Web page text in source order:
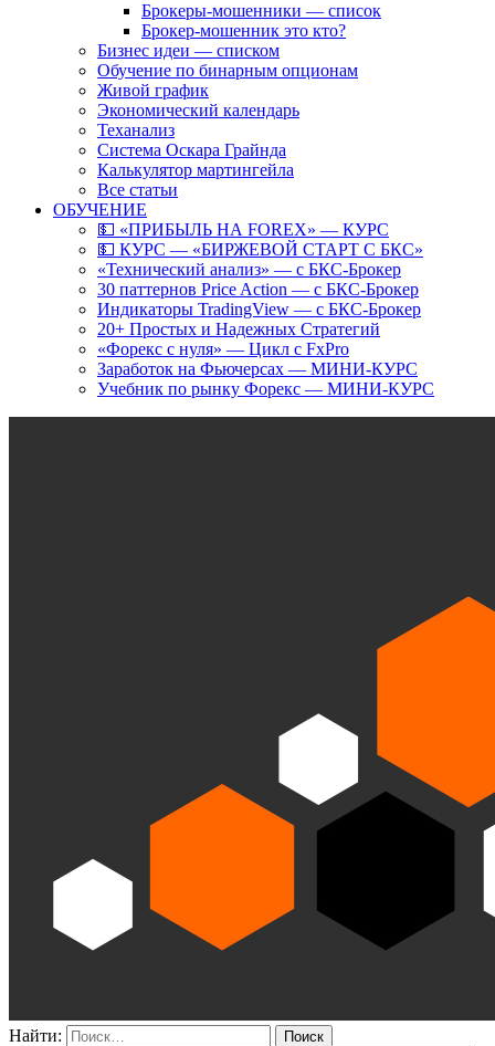
Брокеры-мошенники — список
Брокер-мошенник это кто?
Бизнес идеи — списком
Обучение по бинарным опционам
Живой график
Экономический календарь
Теханализ
Система Оскара Грайнда
Калькулятор мартингейла
Все статьи
ОБУЧЕНИЕ
💵 «ПРИБЫЛЬ НА FOREX» — КУРС
💵 КУРС — «БИРЖЕВОЙ СТАРТ С БКС»
«Технический анализ» — с БКС-Брокер
30 паттернов Price Action — с БКС-Брокер
Индикаторы TradingView — с БКС-Брокер
20+ Простых и Надежных Стратегий
«Форекс с нуля» — Цикл с FxPro
Заработок на Фьючерсах — МИНИ-КУРС
Учебник по рынку Форекс — МИНИ-КУРС
Найти: